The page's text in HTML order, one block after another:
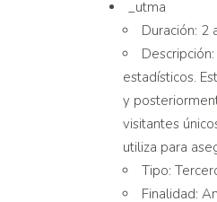
_utma
Duración: 2
estadísticos.
y
visitantes
utiliza para
Tipo:
Finalidad: